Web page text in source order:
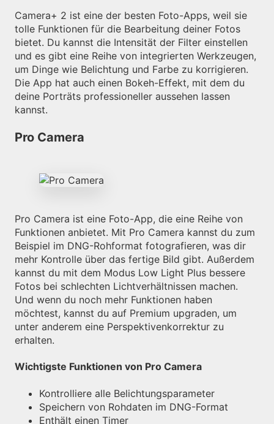
Camera+ 2 ist eine der besten Foto-Apps, weil sie
tolle Funktionen für die Bearbeitung deiner Fotos
bietet. Du kannst die Intensität der Filter einstellen
und es gibt eine Reihe von integrierten Werkzeugen,
um Dinge wie Belichtung und Farbe zu korrigieren.
Die App hat auch einen Bokeh-Effekt, mit dem du
deine Porträts professioneller aussehen lassen
kannst.
Pro Camera
Pro Camera ist eine Foto-App, die eine Reihe von
Funktionen anbietet. Mit Pro Camera kannst du zum
Beispiel im DNG-Rohformat fotografieren, was dir
mehr Kontrolle über das fertige Bild gibt. Außerdem
kannst du mit dem Modus Low Light Plus bessere
Fotos bei schlechten Lichtverhältnissen machen.
Und wenn du noch mehr Funktionen haben
möchtest, kannst du auf Premium upgraden, um
unter anderem eine Perspektivenkorrektur zu
erhalten.
Wichtigste Funktionen von Pro Camera
Kontrolliere alle Belichtungsparameter
Speichern von Rohdaten im DNG-Format
Enthält einen Timer